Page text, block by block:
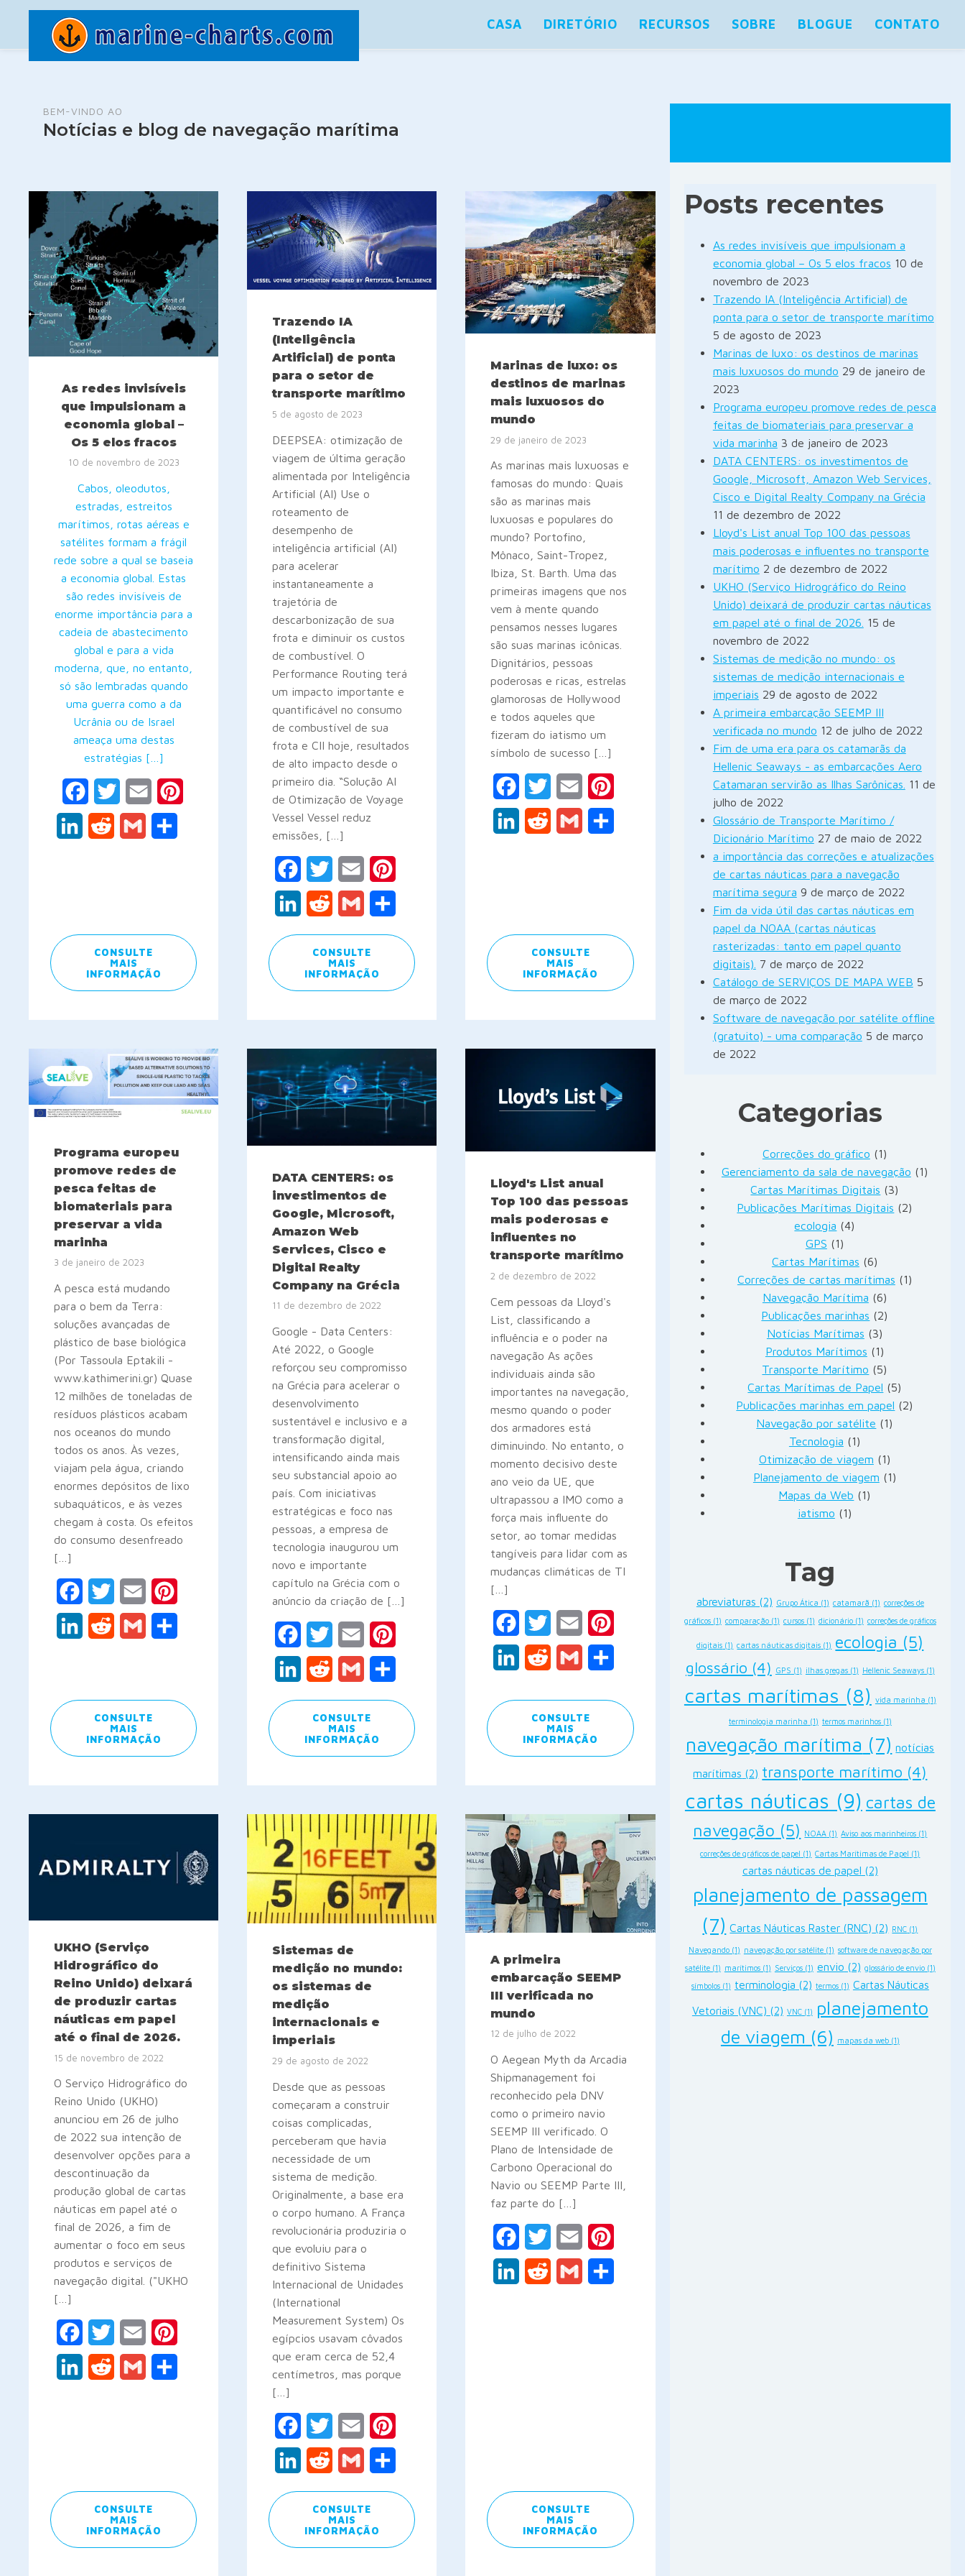
CASA DIRETÓRIO RECURSOS SOBRE BLOGUE CONTATO
BEM-VINDO AO
Notícias e blog de navegação marítima
As redes invisíveis
que impulsionam a
economia global –
Os 5 elos fracos
10 de novembro de 2023
Cabos, oleodutos,
estradas, estreitos
marítimos, rotas aéreas e
satélites formam a frágil
rede sobre a qual se baseia
a economia global. Estas
são redes invisíveis de
enorme importância para a
cadeia de abastecimento
global e para a vida
moderna, que, no entanto,
só são lembradas quando
uma guerra como a da
Ucrânia ou de Israel
ameaça uma destas
estratégias […]
FacebookTwitter Email
LinkedIn Reddit Gmail
CONSULTE
MAIS
INFORMAÇÃO
Trazendo IA
(Inteligência
Artificial) de ponta
para o setor de
transporte marítimo
5 de agosto de 2023
DEEPSEA: otimização de
viagem de última geração
alimentada por Inteligência
Artificial (AI) Use o
roteamento de
desempenho de
inteligência artificial (AI)
para acelerar
instantaneamente a
trajetória de
descarbonização de sua
frota e diminuir os custos
de combustível. O
Performance Routing terá
um impacto importante e
quantificável no consumo
de combustível de sua
frota e CII hoje, resultados
de alto impacto desde o
primeiro dia. “Solução AI
de Otimização de Voyage
Vessel Vessel reduz
emissões, […]
FacebookTwitterEmail
LinkedInReddit Gmail
CONSULTE
MAIS
INFORMAÇÃO
Marinas de luxo: os
destinos de marinas
mais luxuosos do
mundo
29 de janeiro de 2023
As marinas mais luxuosas e
famosas do mundo: Quais
são as marinas mais
luxuosas e populares do
mundo? Portofino,
Mônaco, Saint-Tropez,
Ibiza, St. Barth. Uma das
primeiras imagens que nos
vem à mente quando
pensamos nesses lugares
são suas marinas icônicas.
Dignitários, pessoas
poderosas e ricas, estrelas
glamorosas de Hollywood
e todos aqueles que
fizeram do iatismo um
símbolo de sucesso […]
FacebookTwitterEmail
LinkedInReddit Gmail
CONSULTE
MAIS
INFORMAÇÃO
Programa europeu
promove redes de
pesca feitas de
biomateriais para
preservar a vida
marinha
3 de janeiro de 2023
A pesca está mudando
para o bem da Terra:
soluções avançadas de
plástico de base biológica
(Por Tassoula Eptakili -
www.kathimerini.gr) Quase
12 milhões de toneladas de
resíduos plásticos acabam
nos oceanos do mundo
todos os anos. Às vezes,
viajam pela água, criando
enormes depósitos de lixo
subaquáticos, e às vezes
chegam à costa. Os efeitos
do consumo desenfreado
[…]
FacebookTwitter Email
LinkedIn Reddit Gmail
CONSULTE
MAIS
INFORMAÇÃO
DATA CENTERS: os
investimentos de
Google, Microsoft,
Amazon Web
Services, Cisco e
Digital Realty
Company na Grécia
11 de dezembro de 2022
Google - Data Centers:
Até 2022, o Google
reforçou seu compromisso
na Grécia para acelerar o
desenvolvimento
sustentável e inclusivo e a
transformação digital,
intensificando ainda mais
seu substancial apoio ao
país. Com iniciativas
estratégicas e foco nas
pessoas, a empresa de
tecnologia inaugurou um
novo e importante
capítulo na Grécia com o
anúncio da criação de […]
FacebookTwitterEmail
LinkedInReddit Gmail
CONSULTE
MAIS
INFORMAÇÃO
Lloyd's List anual
Top 100 das pessoas
mais poderosas e
influentes no
transporte marítimo
2 de dezembro de 2022
Cem pessoas da Lloyd's
List, classificando a
influência e o poder na
navegação As ações
individuais ainda são
importantes na navegação,
mesmo quando o poder
dos armadores está
diminuindo. No entanto, o
momento decisivo deste
ano veio da UE, que
ultrapassou a IMO como a
força mais influente do
setor, ao tomar medidas
tangíveis para lidar com as
mudanças climáticas de TI
[…]
FacebookTwitterEmail
LinkedInReddit Gmail
CONSULTE
MAIS
INFORMAÇÃO
UKHO (Serviço
Hidrográfico do
Reino Unido) deixará
de produzir cartas
náuticas em papel
até o final de 2026.
15 de novembro de 2022
O Serviço Hidrográfico do
Reino Unido (UKHO)
anunciou em 26 de julho
de 2022 sua intenção de
desenvolver opções para a
descontinuação da
produção global de cartas
náuticas em papel até o
final de 2026, a fim de
aumentar o foco em seus
produtos e serviços de
navegação digital. ("UKHO
[…]
FacebookTwitter Email
LinkedIn Reddit Gmail
CONSULTE
MAIS
INFORMAÇÃO
Sistemas de
medição no mundo:
os sistemas de
medição
internacionais e
imperiais
29 de agosto de 2022
Desde que as pessoas
começaram a construir
coisas complicadas,
perceberam que havia
necessidade de um
sistema de medição.
Originalmente, a base era
o corpo humano. A França
revolucionária produziria o
que evoluiu para o
definitivo Sistema
Internacional de Unidades
(International
Measurement System) Os
egípcios usavam côvados
que eram cerca de 52,4
centímetros, mas porque
[…]
FacebookTwitterEmail
LinkedInReddit Gmail
CONSULTE
MAIS
INFORMAÇÃO
A primeira
embarcação SEEMP
III verificada no
mundo
12 de julho de 2022
O Aegean Myth da Arcadia
Shipmanagement foi
reconhecido pela DNV
como o primeiro navio
SEEMP III verificado. O
Plano de Intensidade de
Carbono Operacional do
Navio ou SEEMP Parte III,
faz parte do […]
FacebookTwitterEmail
LinkedInReddit Gmail
CONSULTE
MAIS
INFORMAÇÃO
Posts recentes
As redes invisíveis que impulsionam a
economia global – Os 5 elos fracos 10 de
novembro de 2023
Trazendo IA (Inteligência Artificial) de
ponta para o setor de transporte marítimo
5 de agosto de 2023
Marinas de luxo: os destinos de marinas
mais luxuosos do mundo 29 de janeiro de
2023
Programa europeu promove redes de pesca
feitas de biomateriais para preservar a
vida marinha 3 de janeiro de 2023
DATA CENTERS: os investimentos de
Google, Microsoft, Amazon Web Services,
Cisco e Digital Realty Company na Grécia
11 de dezembro de 2022
Lloyd's List anual Top 100 das pessoas
mais poderosas e influentes no transporte
marítimo 2 de dezembro de 2022
UKHO (Serviço Hidrográfico do Reino
Unido) deixará de produzir cartas náuticas
em papel até o final de 2026. 15 de
novembro de 2022
Sistemas de medição no mundo: os
sistemas de medição internacionais e
imperiais 29 de agosto de 2022
A primeira embarcação SEEMP III
verificada no mundo 12 de julho de 2022
Fim de uma era para os catamarãs da
Hellenic Seaways - as embarcações Aero
Catamaran servirão as Ilhas Sarônicas. 11 de
julho de 2022
Glossário de Transporte Marítimo /
Dicionário Marítimo 27 de maio de 2022
a importância das correções e atualizações
de cartas náuticas para a navegação
marítima segura 9 de março de 2022
Fim da vida útil das cartas náuticas em
papel da NOAA (cartas náuticas
rasterizadas: tanto em papel quanto
digitais). 7 de março de 2022
Catálogo de SERVIÇOS DE MAPA WEB 5
de março de 2022
Software de navegação por satélite offline
(gratuito) - uma comparação 5 de março
de 2022
Categorias
Correções do gráfico (1)
Gerenciamento da sala de navegação (1)
Cartas Marítimas Digitais (3)
Publicações Marítimas Digitais (2)
ecologia (4)
GPS (1)
Cartas Marítimas (6)
Correções de cartas marítimas (1)
Navegação Marítima (6)
Publicações marinhas (2)
Notícias Marítimas (3)
Produtos Marítimos (1)
Transporte Marítimo (5)
Cartas Marítimas de Papel (5)
Publicações marinhas em papel (2)
Navegação por satélite (1)
Tecnologia (1)
Otimização de viagem (1)
Planejamento de viagem (1)
Mapas da Web (1)
iatismo (1)
Tag
abreviaturas (2) Grupo Ática (1) catamarã (1) correções de
gráficos(1) comparação(1) cursos(1) dicionário(1) correções de gráficos
digitais (1) cartas náuticas digitais (1) ecologia (5)
glossário (4) GPS (1) ilhas gregas(1) Hellenic Seaways(1)
cartas marítimas (8) vida marinha (1)
terminologia marinha (1) termos marinhos(1)
navegação marítima (7) notícias
marítimas (2) transporte marítimo (4)
cartas náuticas (9) cartas de
navegação (5) NOAA (1) Aviso aos marinheiros (1)
correções de gráficos de papel (1) Cartas Marítimas de Papel (1)
cartas náuticas de papel (2)
planejamento de passagem
(7) Cartas Náuticas Raster (RNC) (2) RNC (1)
Navegando(1) navegação por satélite(1) software de navegação por
satélite(1) marítimos(1) Serviços(1) envio (2) glossário de envio(1)
símbolos(1) terminologia (2) termos(1) Cartas Náuticas
Vetoriais (VNC) (2) VNC(1)
planejamento
de viagem (6) mapas da web(1)